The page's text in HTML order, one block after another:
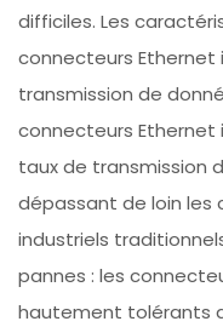
difficiles. Les
connecteurs Ethernet
transmission de
connecteurs
taux de transmission
dépassant de loin les
industriels
pannes : les
hautement tolérants